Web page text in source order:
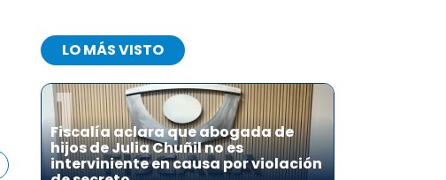
LO MÁS VISTO
1
Fiscalía aclara que abogada de
hijos de Julia Chuñil no es
interviniente en causa por violación